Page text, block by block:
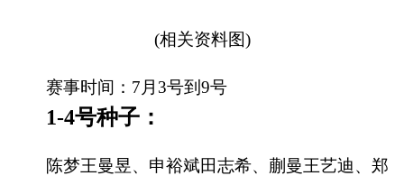
(相关资料图)
赛事时间：7月3号到9号
1-4号种子：
陈梦王曼昱、申裕斌田志希、蒯曼王艺迪、郑